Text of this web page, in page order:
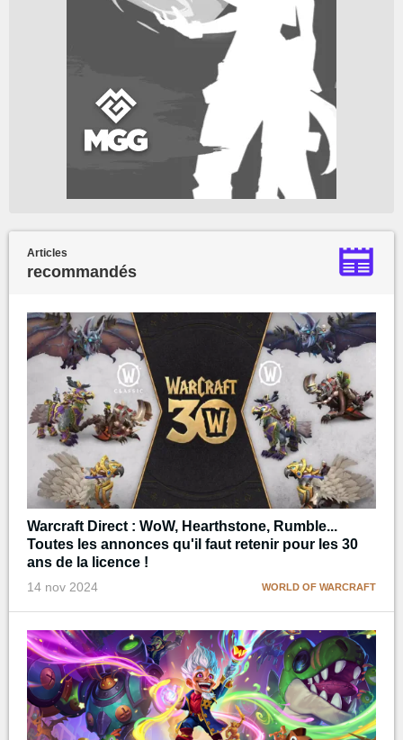
Articles
recommandés
Warcraft Direct : WoW, Hearthstone, Rumble...
Toutes les annonces qu'il faut retenir pour les 30
ans de la licence !
14 nov 2024 WORLD OF WARCRAFT